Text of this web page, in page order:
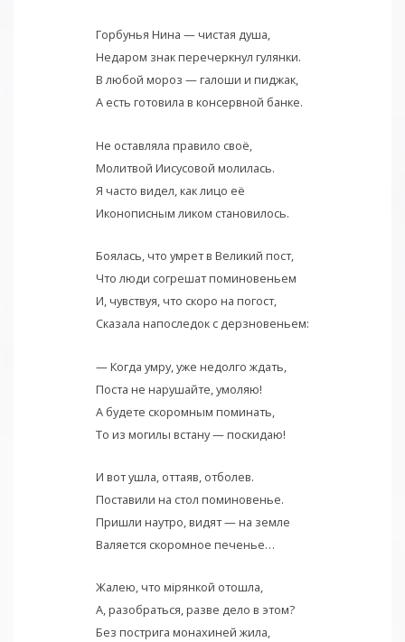
Горбунья Нина — чистая душа,
Недаром знак перечеркнул гулянки.
В любой мороз — галоши и пиджак,
А есть готовила в консервной банке.
Не оставляла правило своё,
Молитвой Иисусовой молилась.
Я часто видел, как лицо её
Иконописным ликом становилось.
Боялась, что умрет в Великий пост,
Что люди согрешат поминовеньем
И, чувствуя, что скоро на погост,
Сказала напоследок с дерзновеньем:
— Когда умру, уже недолго ждать,
Поста не нарушайте, умоляю!
А будете скоромным поминать,
То из могилы встану — поскидаю!
И вот ушла, оттаяв, отболев.
Поставили на стол поминовенье.
Пришли наутро, видят — на земле
Валяется скоромное печенье…
Жалею, что мiрянкой отошла,
А, разобраться, разве дело в этом?
Без пострига монахиней жила,